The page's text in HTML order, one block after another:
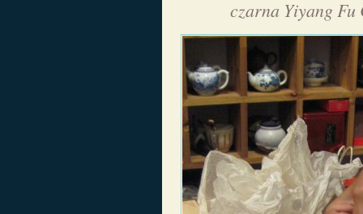
czarna Yiyang Fu